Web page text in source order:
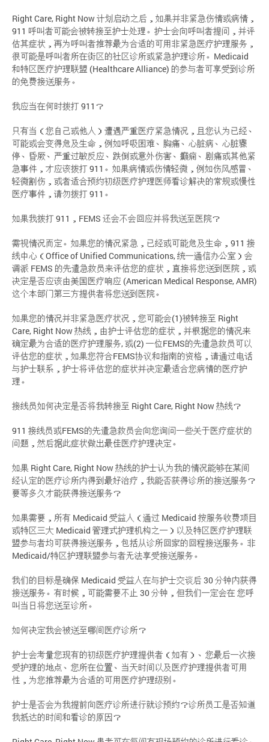
Right Care, Right Now 计划启动之后，如果并非紧急伤情或病情，
911 呼叫者可能会被转接至护士处理。护士会向呼叫者提问，并评
估其症状，再为呼叫者推荐最为合适的可用非紧急医疗护理服务，
很可能是呼叫者所在街区的社区诊所或紧急护理诊所。Medicaid
和特区医疗护理联盟 (Healthcare Alliance) 的参与者可享受到诊所
的免费接送服务。
我应当在何时拨打 911？
只有当（您自己或他人）遭遇严重医疗紧急情况，且您认为已经、
可能或会变得危及生命，例如呼吸困难、胸痛、心脏病、心脏骤
停、昏厥、严重过敏反应、跌倒或意外伤害、癫痫、剧痛或其他紧
急事件，才应该拨打 911。如果病情或伤情轻微，例如伤风感冒、
轻微割伤，或者适合预约初级医疗护理医师看诊解决的常规或慢性
医疗事件，请勿拨打 911。
如果我拨打 911，FEMS 还会不会回应并将我送至医院？
需视情况而定。如果您的情况紧急，已经或可能危及生命，911 接
线中心（Office of Unified Communications, 统一通信办公室）会
调派 FEMS 的先遣急救员来评估您的症状，直接将您送到医院，或
决定是否应该由美国医疗响应 (American Medical Response, AMR)
这个本部门第三方提供者将您送到医院。
如果您的情况并非紧急医疗状况，您可能会(1)被转接至 Right
Care, Right Now 热线，由护士评估您的症状，并根据您的情况来
确定最为合适的医疗护理服务, 或(2) 一位FEMS的先遣急救员可以
评估您的症状，如果您符合FEMS协议和指南的资格，请通过电话
与护士联系，护士将评估您的症状并决定最适合您病情的医疗护
理。
接线员如何决定是否将我转接至 Right Care, Right Now 热线？
911 接线员或FEMS的先遣急救员会向您询问一些关于医疗症状的
问题，然后据此症状做出最佳医疗护理决定。
如果 Right Care, Right Now 热线的护士认为我的情况能够在某间
经认定的医疗诊所内得到最好治疗，我能否获得诊所的接送服务？
要等多久才能获得接送服务？
如果需要，所有 Medicaid 受益人（通过 Medicaid 按服务收费项目
或特区三大 Medicaid 管理式护理机构之一）以及特区医疗护理联
盟参与者均可获得接送服务，包括从诊所回家的回程接送服务。非
Medicaid/特区护理联盟参与者无法享受接送服务。
我们的目标是确保 Medicaid 受益人在与护士交谈后 30 分钟内获得
接送服务。有时候，可能需要不止 30 分钟，但我们一定会在 您呼
叫当日将您送至诊所。
如何决定我会被送至哪间医疗诊所？
护士会考量您现有的初级医疗护理提供者（如有）、您最后一次接
受护理的地点、您所在位置、当天时间以及医疗护理提供者可用
性，为您推荐最为合适的可用医疗护理级别。
护士是否会为我提前向医疗诊所进行就诊预约？诊所员工是否知道
我抵达的时间和看诊的原因？